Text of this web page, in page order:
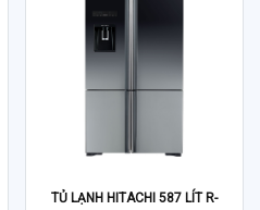
TỦ LẠNH HITACHI 587 LÍT R-